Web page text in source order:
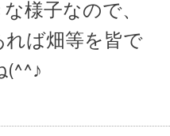
様子なので、
れば畑等を皆で
(^^♪